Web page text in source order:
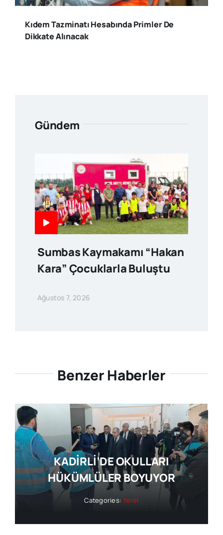
Kıdem Tazminatı Hesabında Primler De
Dikkate Alınacak
Gündem
Sumbas Kaymakamı “Hakan
Kara” Çocuklarla Buluştu
Ağustos 7, 2026
Benzer Haberler
KADİRLİ’DE OKULLARI
HÜKÜMLÜLER BOYUYOR
Categories:Yerel